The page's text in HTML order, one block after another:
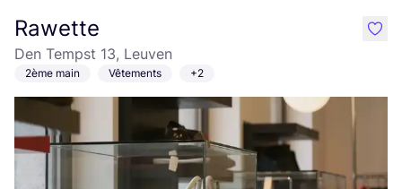
Rawette
Den Tempst 13, Leuven
2ème main Vêtements +2
like